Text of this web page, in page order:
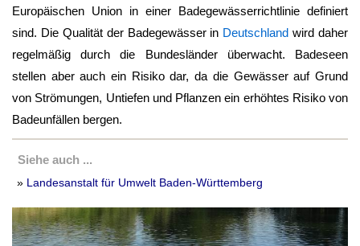
Europäischen Union in einer Badegewässerrichtlinie definiert
sind. Die Qualität der Badegewässer in Deutschland wird daher
regelmäßig durch die Bundesländer überwacht. Badeseen
stellen aber auch ein Risiko dar, da die Gewässer auf Grund
von Strömungen, Untiefen und Pflanzen ein erhöhtes Risiko von
Badeunfällen bergen.
Siehe auch ...
» Landesanstalt für Umwelt Baden-Württemberg